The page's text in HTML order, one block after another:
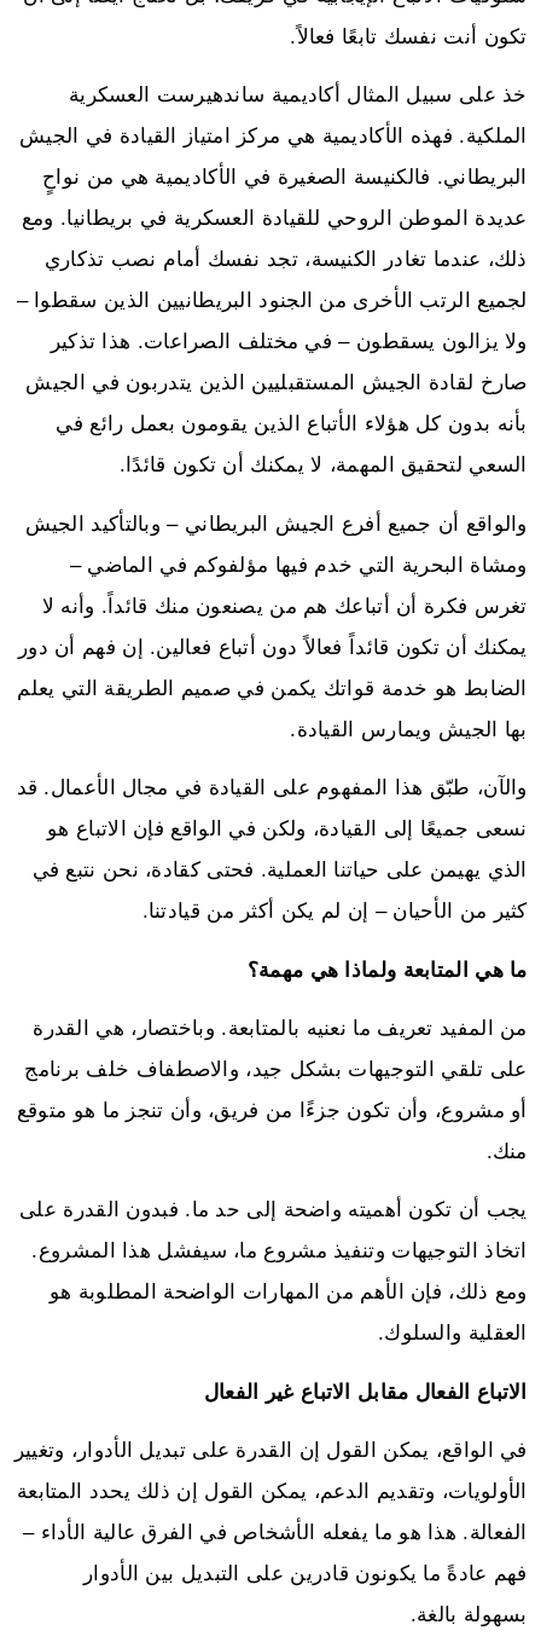
تكون أنت نفسك تابعًا فعالاً.
خذ على سبيل المثال أكاديمية ساندهيرست العسكرية
الملكية. فهذه الأكاديمية هي مركز امتياز القيادة في الجيش
البريطاني. فالكنيسة الصغيرة في الأكاديمية هي من نواحٍ
عديدة الموطن الروحي للقيادة العسكرية في بريطانيا. ومع
ذلك، عندما تغادر الكنيسة، تجد نفسك أمام نصب تذكاري
لجميع الرتب الأخرى من الجنود البريطانيين الذين سقطوا –
ولا يزالون يسقطون – في مختلف الصراعات. هذا تذكير
صارخ لقادة الجيش المستقبليين الذين يتدربون في الجيش
بأنه بدون كل هؤلاء الأتباع الذين يقومون بعمل رائع في
السعي لتحقيق المهمة، لا يمكنك أن تكون قائدًا.
والواقع أن جميع أفرع الجيش البريطاني – وبالتأكيد الجيش
ومشاة البحرية التي خدم فيها مؤلفوكم في الماضي –
تغرس فكرة أن أتباعك هم من يصنعون منك قائداً. وأنه لا
يمكنك أن تكون قائداً فعالاً دون أتباع فعالين. إن فهم أن دور
الضابط هو خدمة قواتك يكمن في صميم الطريقة التي يعلم
بها الجيش ويمارس القيادة.
والآن، طبّق هذا المفهوم على القيادة في مجال الأعمال. قد
نسعى جميعًا إلى القيادة، ولكن في الواقع فإن الاتباع هو
الذي يهيمن على حياتنا العملية. فحتى كقادة، نحن نتبع في
كثير من الأحيان – إن لم يكن أكثر من قيادتنا.
ما هي المتابعة ولماذا هي مهمة؟
من المفيد تعريف ما نعنيه بالمتابعة. وباختصار، هي القدرة
على تلقي التوجيهات بشكل جيد، والاصطفاف خلف برنامج
أو مشروع، وأن تكون جزءًا من فريق، وأن تنجز ما هو متوقع
منك.
يجب أن تكون أهميته واضحة إلى حد ما. فبدون القدرة على
اتخاذ التوجيهات وتنفيذ مشروع ما، سيفشل هذا المشروع.
ومع ذلك، فإن الأهم من المهارات الواضحة المطلوبة هو
العقلية والسلوك.
الاتباع الفعال مقابل الاتباع غير الفعال
في الواقع، يمكن القول إن القدرة على تبديل الأدوار، وتغيير
الأولويات، وتقديم الدعم، يمكن القول إن ذلك يحدد المتابعة
الفعالة. هذا هو ما يفعله الأشخاص في الفرق عالية الأداء –
فهم عادةً ما يكونون قادرين على التبديل بين الأدوار
بسهولة بالغة.